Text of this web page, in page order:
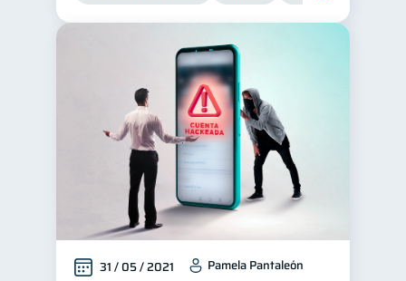
31 / 05 / 2021 Pamela Pantaleón